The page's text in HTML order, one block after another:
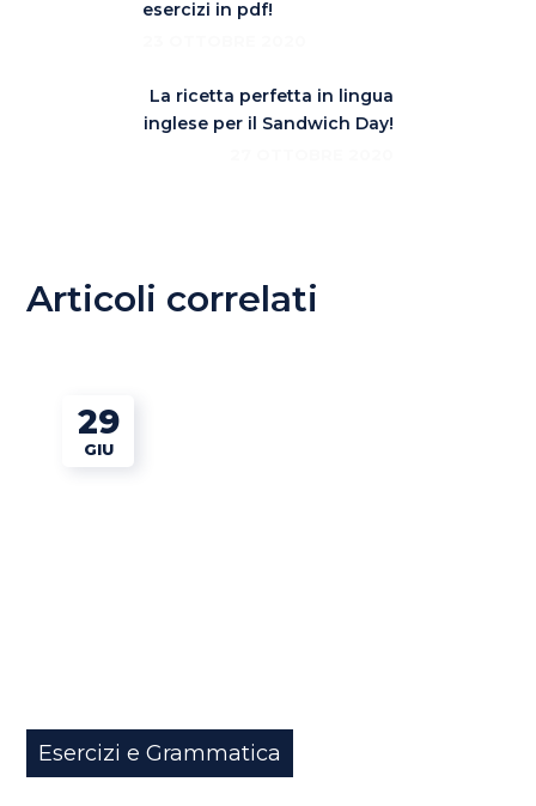
esercizi in pdf!
La ricetta perfetta in lingua
inglese per il Sandwich Day!
Articoli correlati
29
GIU
Esercizi e Grammatica